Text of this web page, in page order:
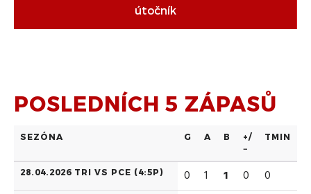
útočník
POSLEDNÍCH 5 ZÁPASŮ
SEZÓNA G A B
+/
−
TMIN
28.04.2026 TRI VS PCE (4:5P) 0 1 1 0 0